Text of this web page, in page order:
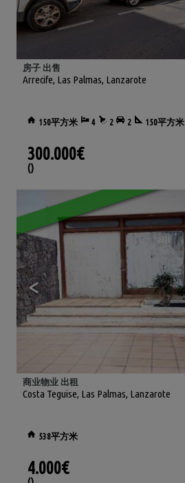
Arrecife, Las Palmas, Lanzarote
房子 出售
150平方米 4 2 2 150平方米
300.000€
()
<
Costa Teguise, Las Palmas, Lanzarote
商业物业 出租
538平方米
4.000€